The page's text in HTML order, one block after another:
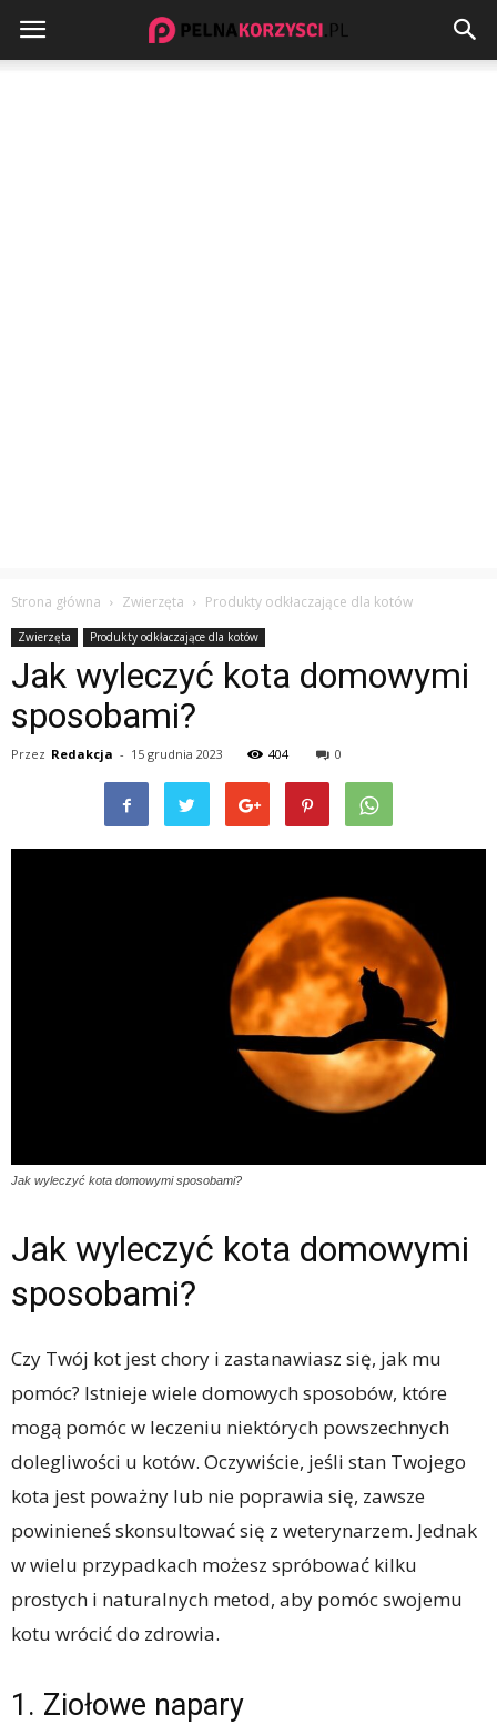
Strona główna Zwierzęta Produkty odkłaczające dla kotów
Zwierzęta Produkty odkłaczające dla kotów
Jak wyleczyć kota domowymi
sposobami?
Przez Redakcja - 15 grudnia 2023 404 0
Jak wyleczyć kota domowymi sposobami?
Jak wyleczyć kota domowymi
sposobami?
Czy Twój kot jest chory i zastanawiasz się, jak mu
pomóc? Istnieje wiele domowych sposobów, które
mogą pomóc w leczeniu niektórych powszechnych
dolegliwości u kotów. Oczywiście, jeśli stan Twojego
kota jest poważny lub nie poprawia się, zawsze
powinieneś skonsultować się z weterynarzem. Jednak
w wielu przypadkach możesz spróbować kilku
prostych i naturalnych metod, aby pomóc swojemu
kotu wrócić do zdrowia.
1. Ziołowe napary